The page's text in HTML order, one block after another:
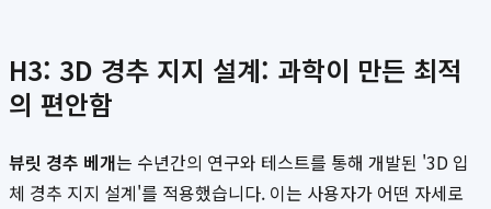
H3: 3D 경추 지지 설계: 과학이 만든 최적
의 편안함
뷰릿 경추 베개는 수년간의 연구와 테스트를 통해 개발된 '3D 입
체 경추 지지 설계'를 적용했습니다. 이는 사용자가 어떤 자세로